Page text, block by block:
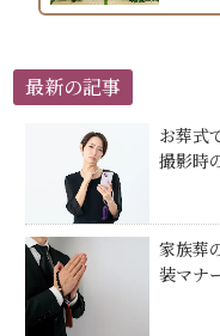
最新の記事
お葬式
撮影時
家族葬
装マナ